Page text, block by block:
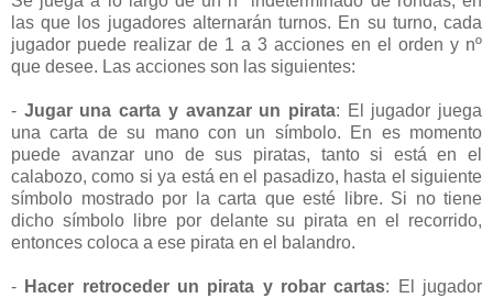
las que los jugadores alternarán turnos. En su turno, cada
jugador puede realizar de 1 a 3 acciones en el orden y nº
que desee. Las acciones son las siguientes:
- Jugar una carta y avanzar un pirata: El jugador juega
una carta de su mano con un símbolo. En es momento
puede avanzar uno de sus piratas, tanto si está en el
calabozo, como si ya está en el pasadizo, hasta el siguiente
símbolo mostrado por la carta que esté libre. Si no tiene
dicho símbolo libre por delante su pirata en el recorrido,
entonces coloca a ese pirata en el balandro.
- Hacer retroceder un pirata y robar cartas: El jugador